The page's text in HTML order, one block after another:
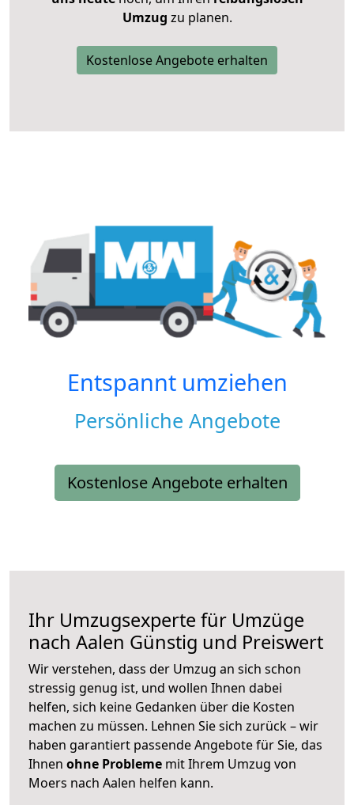
Umzug zu planen.
Kostenlose Angebote erhalten
Entspannt umziehen
Persönliche Angebote
Kostenlose Angebote erhalten
Ihr Umzugsexperte für Umzüge
nach Aalen Günstig und Preiswert
Wir verstehen, dass der Umzug an sich schon
stressig genug ist, und wollen Ihnen dabei
helfen, sich keine Gedanken über die Kosten
machen zu müssen. Lehnen Sie sich zurück – wir
haben garantiert passende Angebote für Sie, das
Ihnen ohne Probleme mit Ihrem Umzug von
Moers nach Aalen helfen kann.